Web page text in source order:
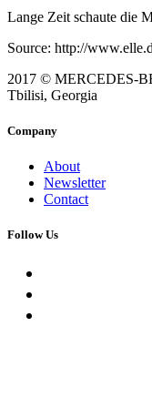
Lange Zeit schaute die
Source: http://
2017 © MERCEDES-
Tbilisi, Georgia
Company
About
Newsletter
Contact
Follow Us